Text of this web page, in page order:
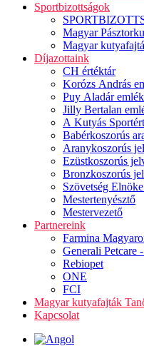
Sportbizottságok
Magyar
Magyar
Díjazottaink
CH értéktár
Korózs András
Puy Aladár
Jilly Bertalan
A Kutyás
Babérkoszorús
Aranykoszorús
Ezüstkoszorús
Bronzkoszorús
Szövetség
Mestertenyésztő
Mestervezető
Partnereink
Farmina
Generali
Rebiopet
ONE
FCI
Magyar kutyafajták
Kapcsolat